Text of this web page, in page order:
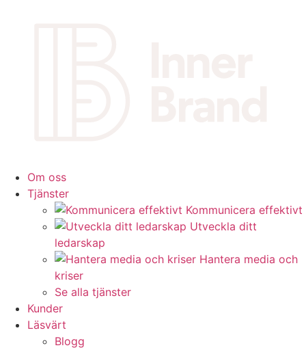
Om oss
Tjänster
Kommunicera effektivt
Utveckla ditt
ledarskap
Hantera media och
kriser
Se alla tjänster
Kunder
Läsvärt
Blogg